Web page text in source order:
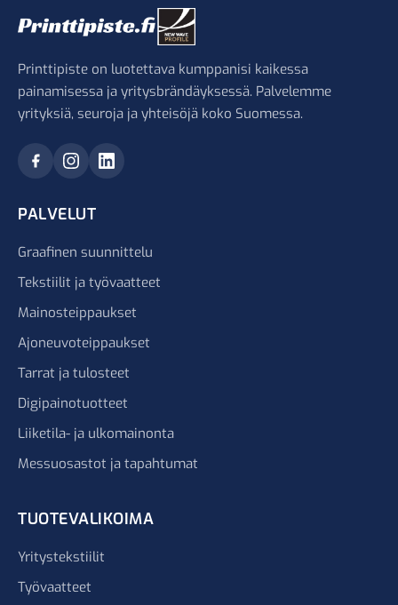
Printtipiste on luotettava kumppanisi kaikessa
painamisessa ja yritysbrändäyksessä. Palvelemme
yrityksiä, seuroja ja yhteisöjä koko Suomessa.
PALVELUT
Graafinen suunnittelu
Tekstiilit ja työvaatteet
Mainosteippaukset
Ajoneuvoteippaukset
Tarrat ja tulosteet
Digipainotuotteet
Liiketila- ja ulkomainonta
Messuosastot ja tapahtumat
TUOTEVALIKOIMA
Yritystekstiilit
Työvaatteet